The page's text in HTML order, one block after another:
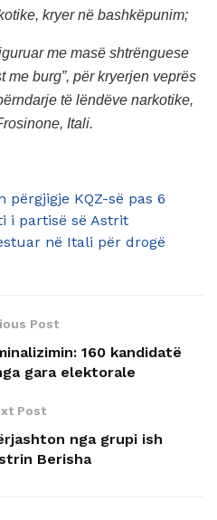
kryer në bashkëpunim;
me masë shtrënguese
me burg”, për kryerjen veprës
të lëndëve narkotike,
Itali.
përgjigje KQZ-së pas 6
i partisë së Astrit
në Itali për drogë
Post
160 kandidatë
gara elektorale
Post
nga grupi ish
Berisha